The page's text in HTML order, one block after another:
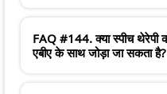
FAQ #144. क्या स्पीच थेरेपी
एबीए के साथ जोड़ा जा सकता है?